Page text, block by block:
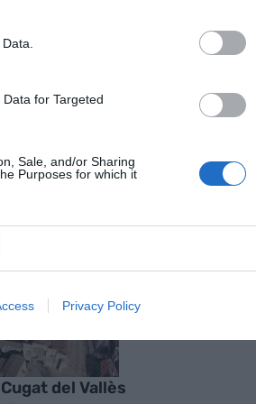
for Targeted
Sale, and/or Sharing
Purposes for which it
Privacy Policy
del Vallès